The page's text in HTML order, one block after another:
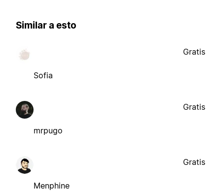
Similar a esto
Sofia
Gratis
mrpugo
Gratis
Menphine
Gratis